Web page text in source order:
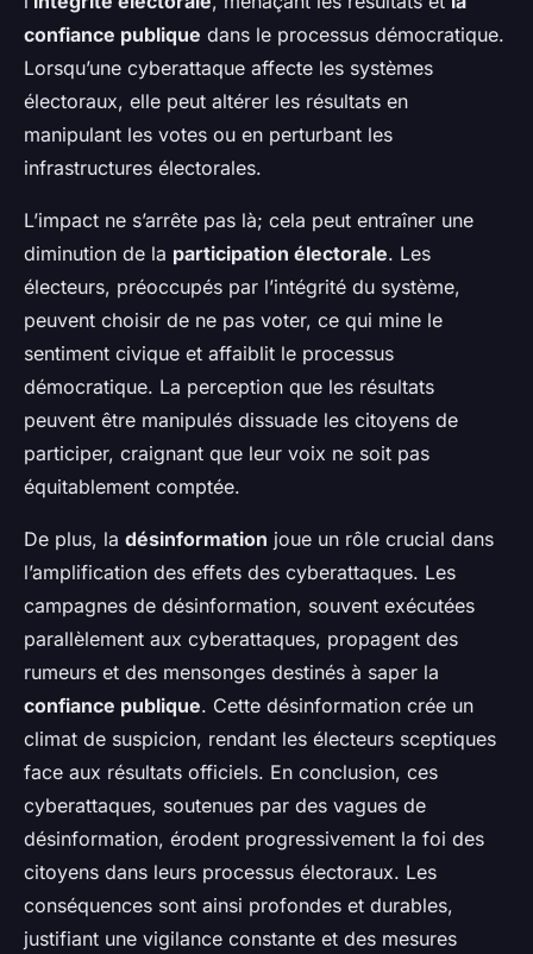
confiance publique dans le processus démocratique.
Lorsqu’une cyberattaque affecte les systèmes
électoraux, elle peut altérer les résultats en
manipulant les votes ou en perturbant les
infrastructures électorales.
L’impact ne s’arrête pas là; cela peut entraîner une
diminution de la participation électorale. Les
électeurs, préoccupés par l’intégrité du système,
peuvent choisir de ne pas voter, ce qui mine le
sentiment civique et affaiblit le processus
démocratique. La perception que les résultats
peuvent être manipulés dissuade les citoyens de
participer, craignant que leur voix ne soit pas
équitablement comptée.
De plus, la désinformation joue un rôle crucial dans
l’amplification des effets des cyberattaques. Les
campagnes de désinformation, souvent exécutées
parallèlement aux cyberattaques, propagent des
rumeurs et des mensonges destinés à saper la
confiance publique. Cette désinformation crée un
climat de suspicion, rendant les électeurs sceptiques
face aux résultats officiels. En conclusion, ces
cyberattaques, soutenues par des vagues de
désinformation, érodent progressivement la foi des
citoyens dans leurs processus électoraux. Les
conséquences sont ainsi profondes et durables,
justifiant une vigilance constante et des mesures